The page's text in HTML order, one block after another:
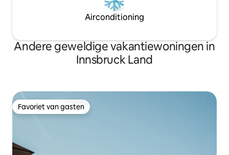
Airconditioning
Andere geweldige vakantiewoningen in
Innsbruck Land
Favoriet van gasten
Favoriet van gasten